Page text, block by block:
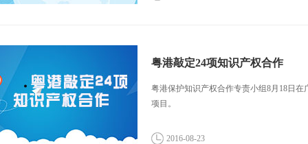
粤港敲定24项知识产权合作
粤港保护知识产权合作专责小组8月18日
项目。
2016-08-23